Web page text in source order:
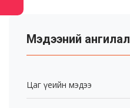
Мэдээний ангилал
Цаг үеийн мэдээ